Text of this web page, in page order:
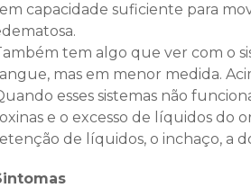
capacidade suficiente para
tem algo que ver com o
mas em menor medida.
esses sistemas não
e o excesso de líquidos do
de líquidos, o inchaço, a